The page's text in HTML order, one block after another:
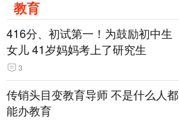
教育
416分、初试第一！为鼓励初中生
女儿 41岁妈妈考上了研究生
3
传销头目变教育导师 不是什么人都
能办教育